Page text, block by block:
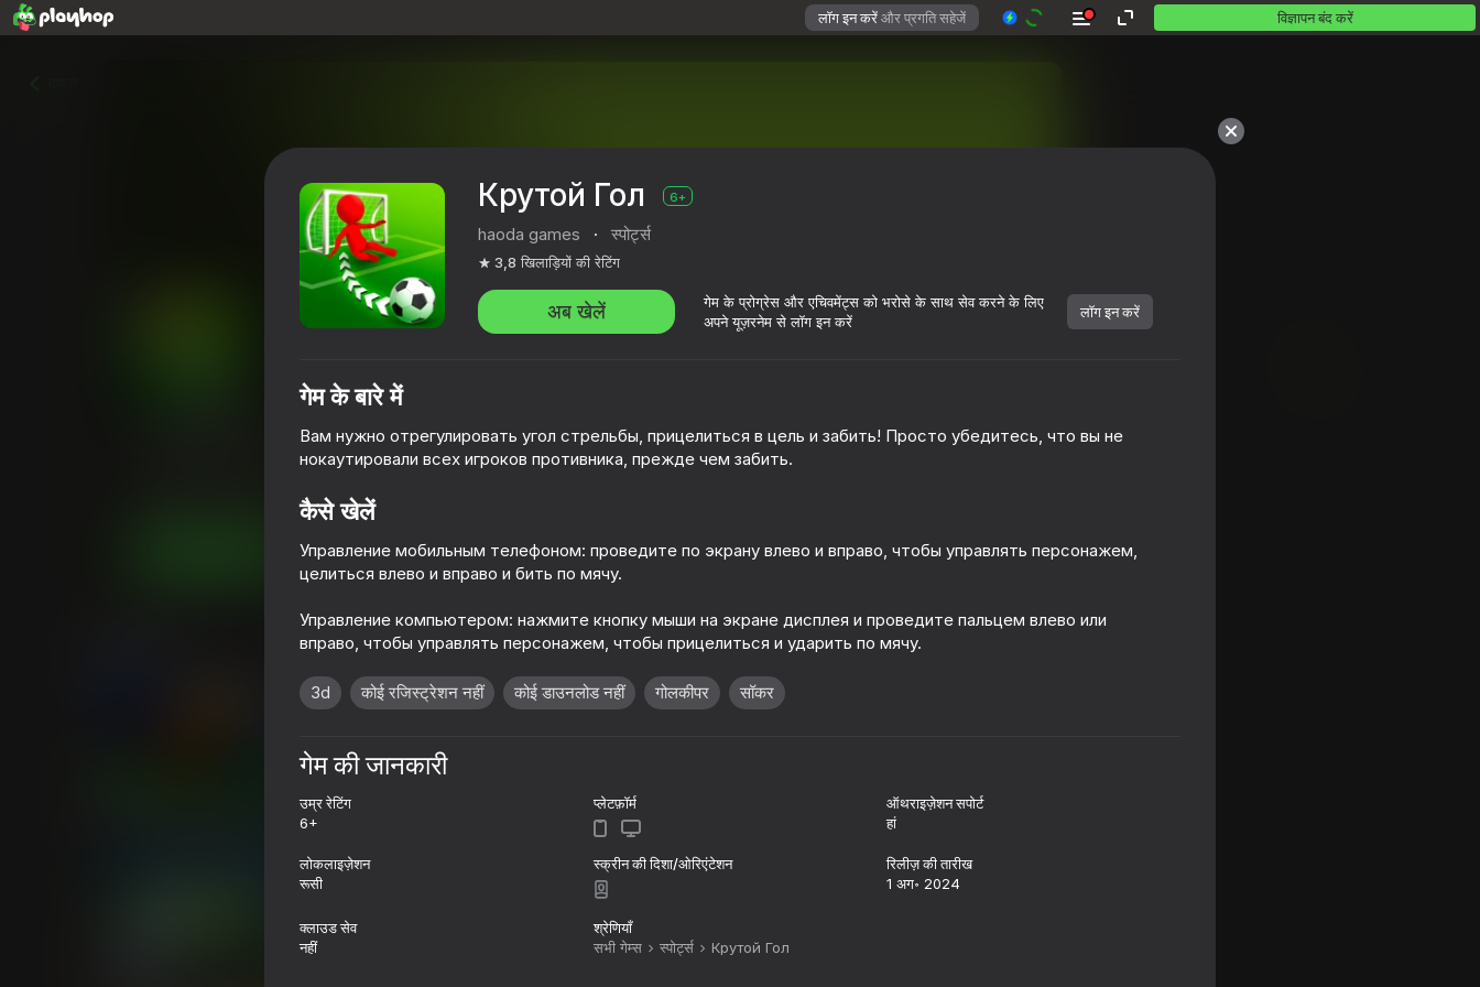
लॉग इन करेंऔर प्रगति सहेजें विज्ञापन बंद करें
6+
haoda games
Ragdoll Football 2 players Soccer Dash School Of Basketball Football Draft: Squad Builder
Крутой Гол 6+
haoda games · स्पोर्ट्स
3,8 खिलाड़ियों की रेटिंग
अब खेलें
गेम के प्रोग्रेस और एचिवमेंट्स को भरोसे के साथ सेव करने के लिए
अपने यूज़रनेम से लॉग इन करें
लॉग इन करें
गेम के बारे में
Вам нужно отрегулировать угол стрельбы, прицелиться в цель и забить! Просто убедитесь, что вы не
нокаутировали всех игроков противника, прежде чем забить.
कैसे खेलें
Управление мобильным телефоном: проведите по экрану влево и вправо, чтобы управлять персонажем,
целиться влево и вправо и бить по мячу.
Управление компьютером: нажмите кнопку мыши на экране дисплея и проведите пальцем влево или
вправо, чтобы управлять персонажем, чтобы прицелиться и ударить по мячу.
3d कोई रजिस्ट्रेशन नहीं कोई डाउनलोड नहीं गोलकीपर सॉकर
गेम की जानकारी
उम्र रेटिंग
6+
प्लेटफ़ॉर्म
ऑथराइज़ेशन सपोर्ट
हां
लोकलाइज़ेशन
रूसी
स्क्रीन की दिशा/ओरिएंटेशन
रिलीज़ की तारीख
1 अग॰ 2024
क्लाउड सेव
नहीं
श्रेणियाँ
सभी गेम्स
स्पोर्ट्स Крутой Гол